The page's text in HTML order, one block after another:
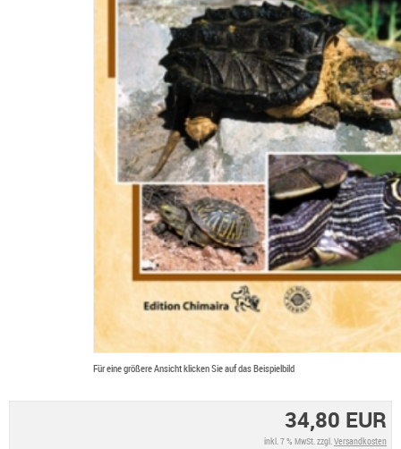
Für eine größere Ansicht klicken Sie auf das Beispielbild
34,80 EUR
inkl. 7 % MwSt. zzgl.Versandkosten